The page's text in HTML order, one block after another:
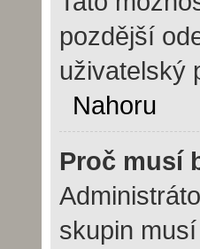
pozdější
uživatelský
Nahoru
Proč musí
skupin